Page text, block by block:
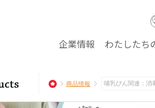
企業情報 わたしたち
商品情報